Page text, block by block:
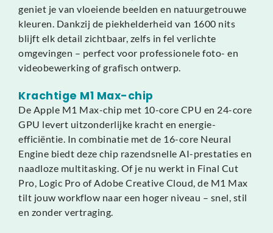
geniet je van vloeiende beelden en natuurgetrouwe
kleuren. Dankzij de piekhelderheid van 1600 nits
blijft elk detail zichtbaar, zelfs in fel verlichte
omgevingen – perfect voor professionele foto- en
videobewerking of grafisch ontwerp.
Krachtige M1 Max-chip
De Apple M1 Max-chip met 10-core CPU en 24-core
GPU levert uitzonderlijke kracht en energie-
efficiëntie. In combinatie met de 16-core Neural
Engine biedt deze chip razendsnelle AI-prestaties en
naadloze multitasking. Of je nu werkt in Final Cut
Pro, Logic Pro of Adobe Creative Cloud, de M1 Max
tilt jouw workflow naar een hoger niveau – snel, stil
en zonder vertraging.